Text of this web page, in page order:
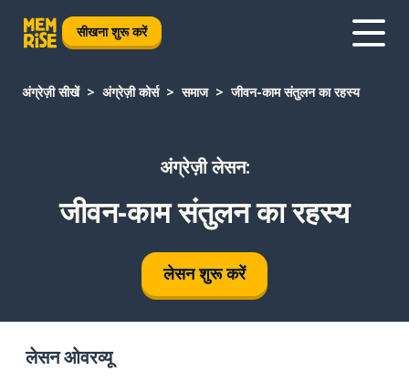
सीखना शुरू करें
अंग्रेज़ी सीखें अंग्रेज़ी कोर्स समाज जीवन-काम संतुलन का रहस्य
अंग्रेज़ी लेसन:
जीवन-काम संतुलन का रहस्य
लेसन शुरू करें
लेसन ओवरव्यू